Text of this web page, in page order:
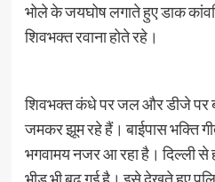
भोले के जयघोष लगाते हुए डाक
शिवभक्त रवाना होते रहे।
शिवभक्त कंधे पर जल और डीजे पर
जमकर झूम रहे हैं। बाईपास भक्ति
भगवामय नजर आ रहा है। दिल्ली से